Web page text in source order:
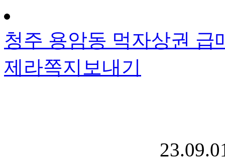
청주 용암동 먹자상권 급
제라쪽지보내기